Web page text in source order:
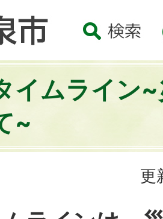
イムライン
~
更